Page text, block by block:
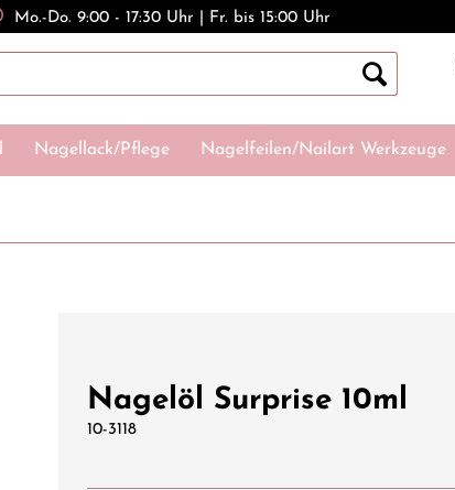
Mo.-Do. 9:00 - 17:30 Uhr | Fr. bis 15:00 Uhr
Nagellack/Pflege Nagelfeilen/Nailart Werkzeuge
Nagelöl Surprise 10ml
10-3118